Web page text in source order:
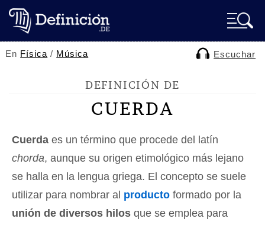
En Física / Música Escuchar
DEFINICIÓN DE
CUERDA
Cuerda es un término que procede del latín
chorda, aunque su origen etimológico más lejano
se halla en la lengua griega. El concepto se suele
utilizar para nombrar al producto formado por la
unión de diversos hilos que se emplea para